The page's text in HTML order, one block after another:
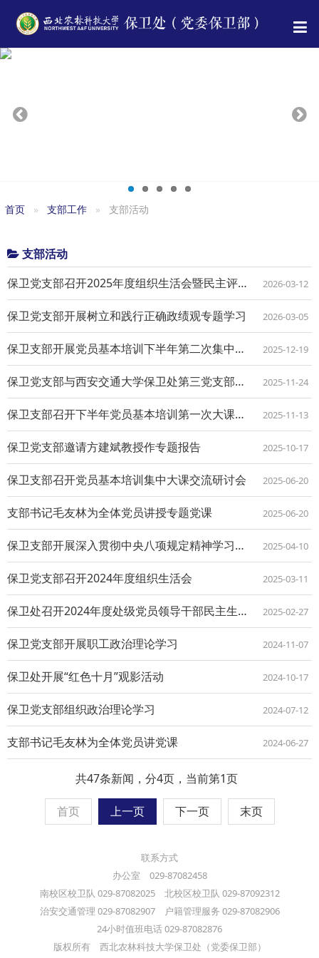
首页 支部工作 支部活动
支部活动
保卫党支部召开2025年度组织生活会暨民主评议党员大会
2026-03-12
保卫党支部开展树立和践行正确政绩观专题学习 2026-03-05
保卫支部开展党员基本培训下半年第二次集中大课学习研讨会 2025-12-19
保卫党支部与西安交通大学保卫处第三党支部开展支部共建活动 2025-11-24
保卫支部召开下半年党员基本培训第一次大课交流研讨会 2025-11-13
保卫党支部邀请方建斌教授作专题报告 2025-10-17
保卫支部召开党员基本培训集中大课交流研讨会 2025-06-20
支部书记毛友林为全体党员讲授专题党课 2025-06-20
保卫支部开展深入贯彻中央八项规定精神学习教育 2025-04-10
保卫党支部召开2024年度组织生活会 2025-03-11
保卫处召开2024年度处级党员领导干部民主生活会 2025-02-27
保卫党支部开展职工政治理论学习 2024-11-07
保卫处开展“红色十月”观影活动 2024-10-17
保卫党支部组织政治理论学习 2024-07-12
支部书记毛友林为全体党员讲党课 2024-06-27
共47条新闻，分4页，当前第1页
首页 上一页 下一页 末页
联系方式
办公室 029-87082458
南校区校卫队 029-87082025 北校区校卫队 029-87092312
治安交通管理 029-87082907 户籍管理服务 029-87082906
24小时值班电话 029-87082876
版权所有 西北农林科技大学保卫处（党委保卫部）